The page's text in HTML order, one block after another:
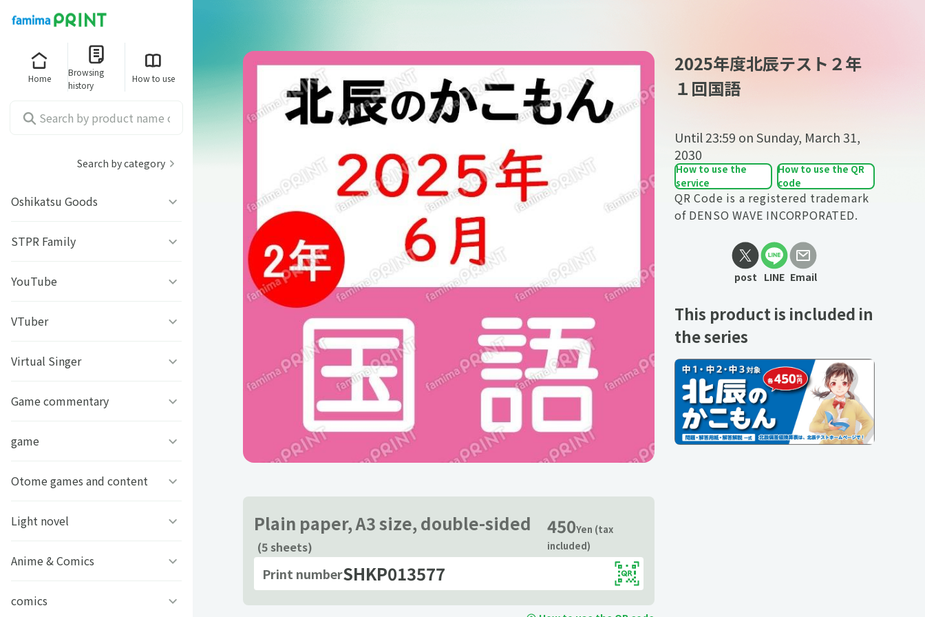
Home
Browsing
history
How to use
Search by category
Oshikatsu Goods
うちわシール
ファミッペ
うちわ背景
写真撮影背景
うちわ文字プリント
GIFUSHO 岐阜県立岐阜商
芸艸堂 推し祈願お守り
STPR Family
AMPTAKｘCOLORS
すとぷり
すにすて - SneakerStep
めておら - Meteorites -
騎士X - Knight X -
とぅるりぷ - True&Lip
YouTube
ねこほうチャンネル
ぼくたちのあそびば
ププ
豆柴富とのふたり暮らし
VTuber
VASE
クラーテイル
ななし学園 方言研究会
描乃EMOイラストシリーズ
Art Stone Entertainment
Virtual Singer
TOKYO6キャラクターズ
Game commentary
アマル
さんちゃんく！
ストグラカップル
モノパスイーツフェス
game
フライハイトクラウディア
ゲームその他
アイドルデスゲームTV
原神
Otome games and content
Clock over ORQUESTA
ときめきメモリアル Girl’s
Light novel
ビーンズ文庫24周年
MFブックス
Anime & Comics
聖女の魔力は万能です
comics
Plain paper, A3 size, double-sided
(5 sheets)
450Yen (tax
included)
Print numberSHKP013577
2025年度北辰テスト２年
１回国語
Until23:59 on Sunday, March 31,
2030
How to use the
service
How to use the QR
code
QR Code is a registered trademark
of DENSO WAVE INCORPORATED.
post LINE Email
This product is included in
the series